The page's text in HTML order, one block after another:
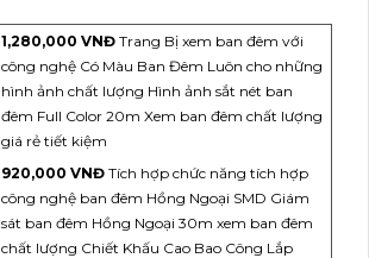
1,280,000 VNĐ Trang Bị xem ban đêm với
công nghệ Có Màu Ban Đêm Luôn cho những
hình ảnh chất lượng Hình ảnh sắt nét ban
đêm Full Color 20m Xem ban đêm chất lượng
giá rẻ tiết kiệm
920,000 VNĐ Tích hợp chức năng tích hợp
công nghệ ban đêm Hồng Ngoại SMD Giám
sát ban đêm Hồng Ngoại 30m xem ban đêm
chất lượng Chiết Khấu Cao Bao Công Lắp